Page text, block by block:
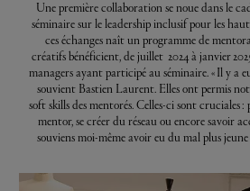
Une première collaboration se noue dans le
séminaire sur le leadership inclusif pour les
ces échanges naît un programme de
créatifs bénéficient, de juillet 2024 à janvier
managers ayant participé au séminaire. « Il y a
souvient Bastien Laurent. Elles ont permis
soft skills des mentorés. Celles-ci sont cruciales
mentor, se créer du réseau ou encore savoir
souviens moi-même avoir eu du mal plus jeune